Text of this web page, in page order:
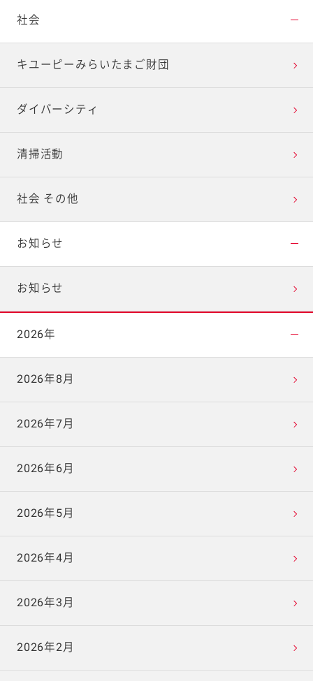
社会
キユーピーみらいたまご財団
ダイバーシティ
清掃活動
社会 その他
お知らせ
お知らせ
2026年
2026年8月
2026年7月
2026年6月
2026年5月
2026年4月
2026年3月
2026年2月